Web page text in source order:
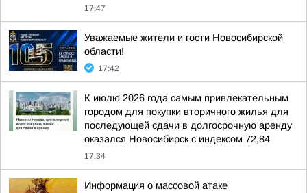
17:47
Уважаемые жители и гости Новосибирской
области!
17:42
К июлю 2026 года самым привлекательным
городом для покупки вторичного жилья для
последующей сдачи в долгосрочную аренду
оказался Новосибирск с индексом 72,84
17:34
Информация о массовой атаке